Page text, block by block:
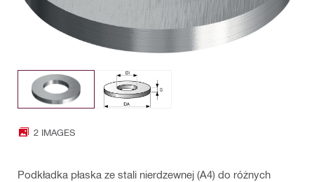
2 IMAGES
Podkładka płaska ze stali nierdzewnej (A4) do różnych